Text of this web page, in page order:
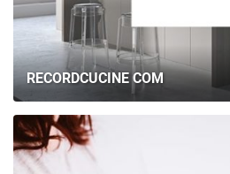
RECORDCUCINE COM